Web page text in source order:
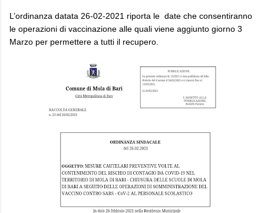
L’ordinanza datata 26-02-2021 riporta le date che consentiranno
le operazioni di vaccinazione alle quali viene aggiunto giorno 3
Marzo per permettere a tutti il recupero.